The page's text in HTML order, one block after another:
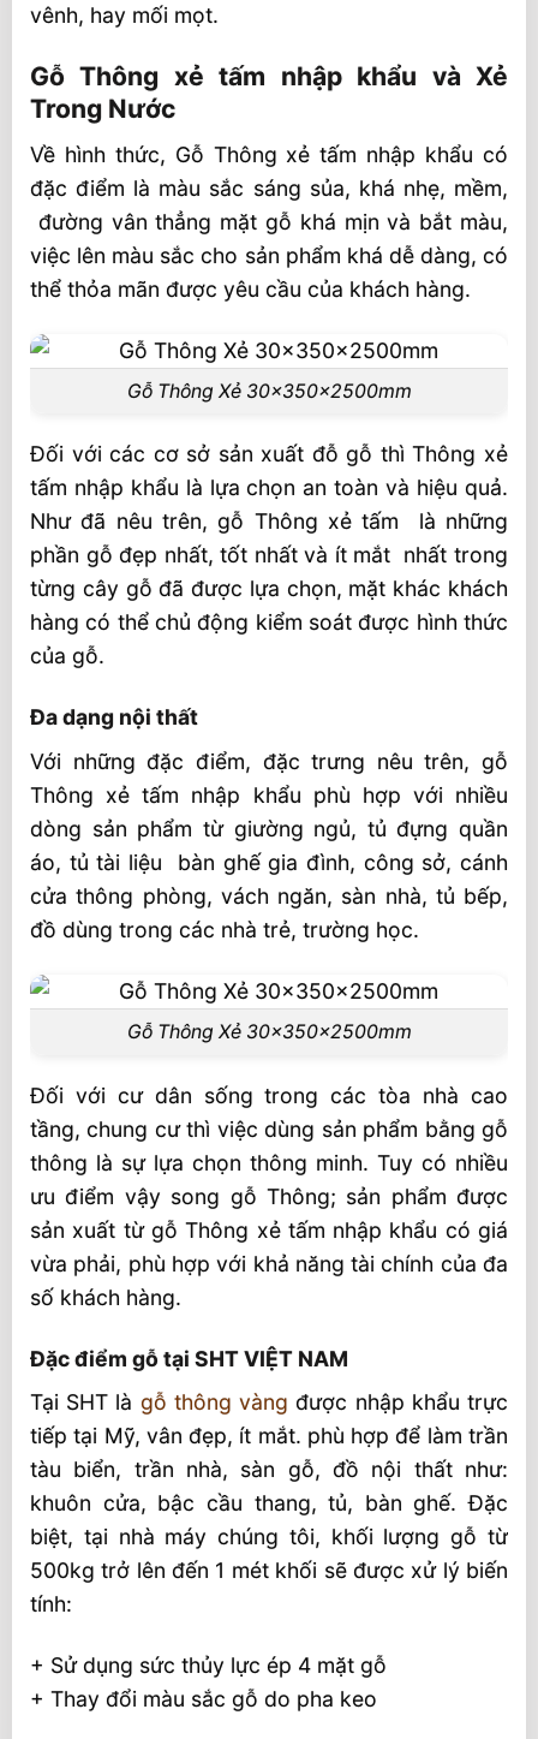
vênh, hay mối mọt.
Gỗ Thông xẻ tấm nhập khẩu và Xẻ
Trong Nước
Về hình thức, Gỗ Thông xẻ tấm nhập khẩu có
đặc điểm là màu sắc sáng sủa, khá nhẹ, mềm,
đường vân thẳng mặt gỗ khá mịn và bắt màu,
việc lên màu sắc cho sản phẩm khá dễ dàng, có
thể thỏa mãn được yêu cầu của khách hàng.
Gỗ Thông Xẻ 30x350x2500mm
Đối với các cơ sở sản xuất đỗ gỗ thì Thông xẻ
tấm nhập khẩu là lựa chọn an toàn và hiệu quả.
Như đã nêu trên, gỗ Thông xẻ tấm là những
phần gỗ đẹp nhất, tốt nhất và ít mắt nhất trong
từng cây gỗ đã được lựa chọn, mặt khác khách
hàng có thể chủ động kiểm soát được hình thức
của gỗ.
Đa dạng nội thất
Với những đặc điểm, đặc trưng nêu trên, gỗ
Thông xẻ tấm nhập khẩu phù hợp với nhiều
dòng sản phẩm từ giường ngủ, tủ đựng quần
áo, tủ tài liệu bàn ghế gia đình, công sở, cánh
cửa thông phòng, vách ngăn, sàn nhà, tủ bếp,
đồ dùng trong các nhà trẻ, trường học.
Gỗ Thông Xẻ 30x350x2500mm
Đối với cư dân sống trong các tòa nhà cao
tầng, chung cư thì việc dùng sản phẩm bằng gỗ
thông là sự lựa chọn thông minh. Tuy có nhiều
ưu điểm vậy song gỗ Thông; sản phẩm được
sản xuất từ gỗ Thông xẻ tấm nhập khẩu có giá
vừa phải, phù hợp với khả năng tài chính của đa
số khách hàng.
Đặc điểm gỗ tại SHT VIỆT NAM
Tại SHT là gỗ thông vàng được nhập khẩu trực
tiếp tại Mỹ, vân đẹp, ít mắt. phù hợp để làm trần
tàu biển, trần nhà, sàn gỗ, đồ nội thất như:
khuôn cửa, bậc cầu thang, tủ, bàn ghế. Đặc
biệt, tại nhà máy chúng tôi, khối lượng gỗ từ
500kg trở lên đến 1 mét khối sẽ được xử lý biến
tính:
+ Sử dụng sức thủy lực ép 4 mặt gỗ
+ Thay đổi màu sắc gỗ do pha keo